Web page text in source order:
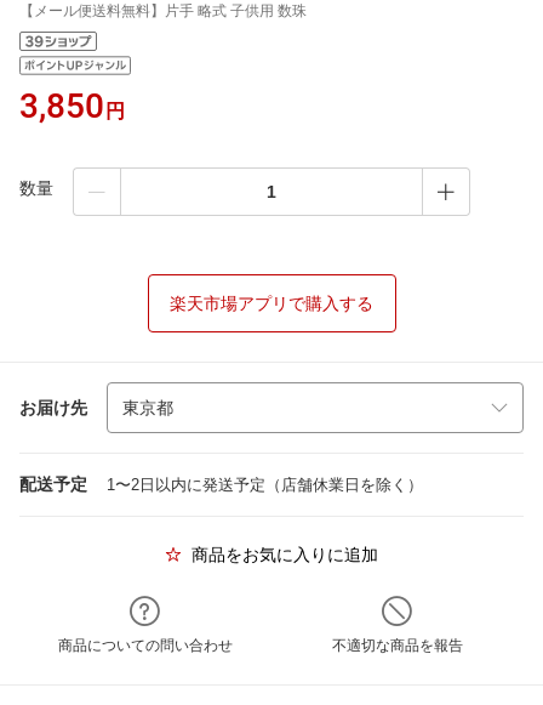
【メール便送料無料】片手 略式 子供用 数珠
3,850 円
数量
楽天市場アプリで購入する
お届け先
配送予定 1〜2日以内に発送予定（店舗休業日を除く）
商品をお気に入りに追加
商品についての問い合わせ 不適切な商品を報告